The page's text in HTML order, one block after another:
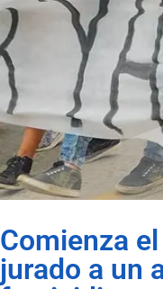
Comienza
jurado a un